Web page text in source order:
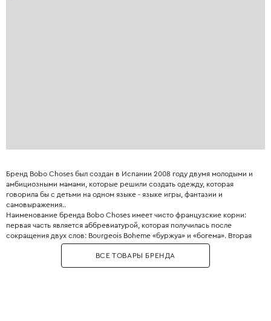
Бренд Bobo Choses был создан в Испании 2008 году двумя молодыми и
амбициозными мамами, которые решили создать одежду, которая
говорила бы с детьми на одном языке - языке игры, фантазии и
самовыражения..
Наименование бренда Bobo Choses имеет чисто французские корни:
первая часть является аббревиатурой, которая получилась после
сокращения двух слов: Bourgeois Boheme «буржуа» и «богема». Вторая
часть переводится как «вещи».
Главное отличие Bobo Choses - узнаваемый художественный стиль:
наивные принты, комфортные свободные силуэты и использование
ВСЕ ТОВАРЫ БРЕНДА